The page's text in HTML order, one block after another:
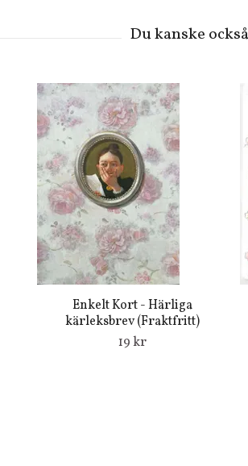
Enkelt Kort - Härliga
kärleksbrev (Fraktfritt)
19 kr